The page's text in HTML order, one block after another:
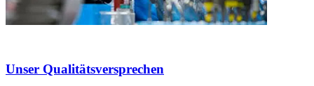
Unser Qualitätsversprechen